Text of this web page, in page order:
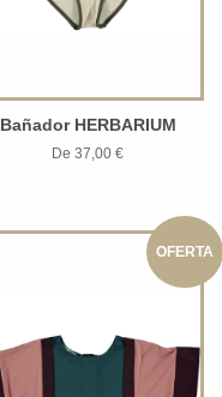
Bañador HERBARIUM
De 37,00 €
OFERTA